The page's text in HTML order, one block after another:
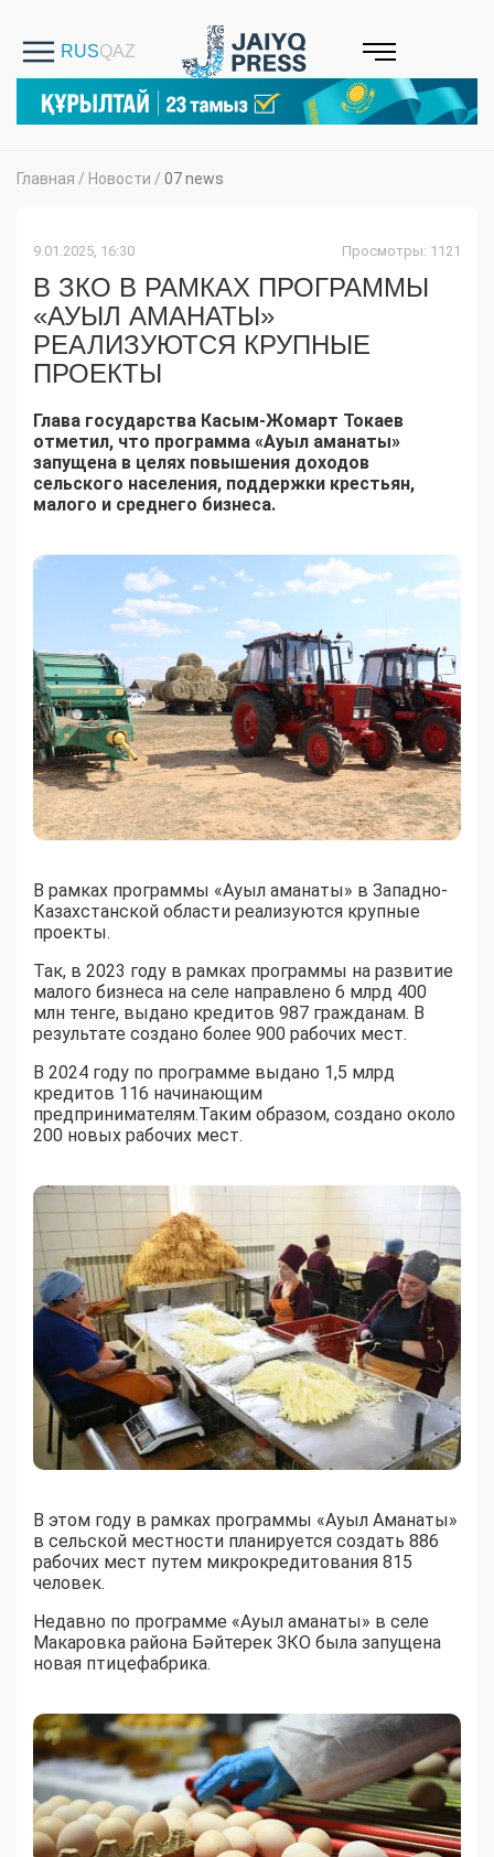
Главная / Новости / 07 news
9.01.2025, 16:30 Просмотры: 1121
В ЗКО В РАМКАХ ПРОГРАММЫ
«АУЫЛ АМАНАТЫ»
РЕАЛИЗУЮТСЯ КРУПНЫЕ
ПРОЕКТЫ
Глава государства Касым-Жомарт Токаев
отметил, что программа «Ауыл аманаты»
запущена в целях повышения доходов
сельского населения, поддержки крестьян,
малого и среднего бизнеса.
В рамках программы «Ауыл аманаты» в Западно-
Казахстанской области реализуются крупные
проекты.
Так, в 2023 году в рамках программы на развитие
малого бизнеса на селе направлено 6 млрд 400
млн тенге, выдано кредитов 987 гражданам. В
результате создано более 900 рабочих мест.
В 2024 году по программе выдано 1,5 млрд
кредитов 116 начинающим
предпринимателям.Таким образом, создано около
200 новых рабочих мест.
В этом году в рамках программы «Ауыл Аманаты»
в сельской местности планируется создать 886
рабочих мест путем микрокредитования 815
человек.
Недавно по программе «Ауыл аманаты» в селе
Макаровка района Бәйтерек ЗКО была запущена
новая птицефабрика.